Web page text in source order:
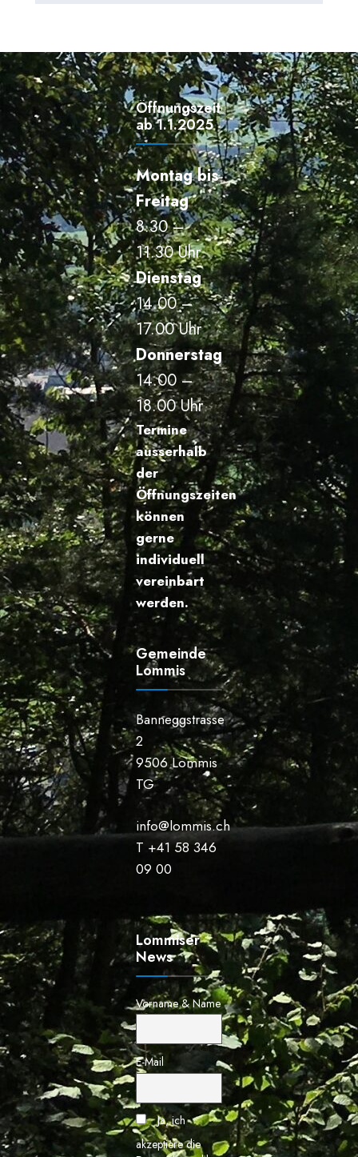
Öffnungszeiten
ab 1.1.2025
Montag bis
Freitag
8.30 –
11.30 Uhr
Dienstag
14.00 –
17.00 Uhr
Donnerstag
14.00 –
18.00 Uhr
Termine
ausserhalb
der
Öffnungszeiten
können
gerne
individuell
vereinbart
werden.
Gemeinde
Lommis
Banneggstrasse
2
9506 Lommis
TG
info@lommis.ch
T +41 58 346
09 00
Lommiser
News
Vorname & Name
E-Mail
Ja, ich
akzeptiere die